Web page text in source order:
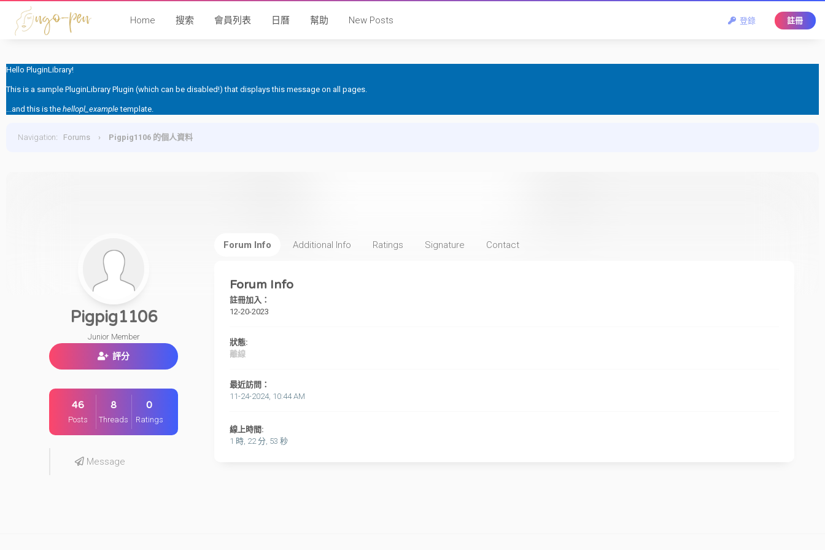
登錄 註冊
Home 搜索 會員列表 日曆 幫助 New Posts
Hello PluginLibrary!
This is a sample PluginLibrary Plugin (which can be disabled!) that displays this message on all pages.
...and this is the hellopl_exampletemplate.
Navigation: Forums › Pigpig1106 的個人資料
Pigpig1106
Junior Member
評分
46
Posts
8
Threads
0
Ratings
Message
Forum Info Additional Info Ratings Signature Contact
Forum Info
註冊加入：
12-20-2023
狀態:
離線
最近訪問：
11-24-2024, 10:44 AM
線上時間:
1 時, 22 分, 53 秒